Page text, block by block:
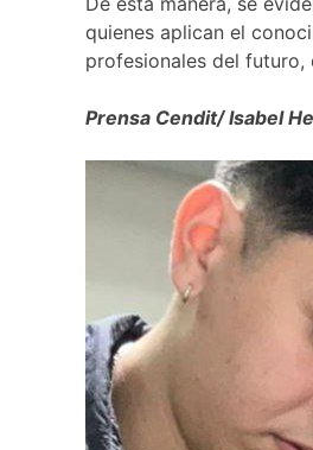
quienes aplican el
profesionales del futuro,
Prensa Cendit/ Isabel